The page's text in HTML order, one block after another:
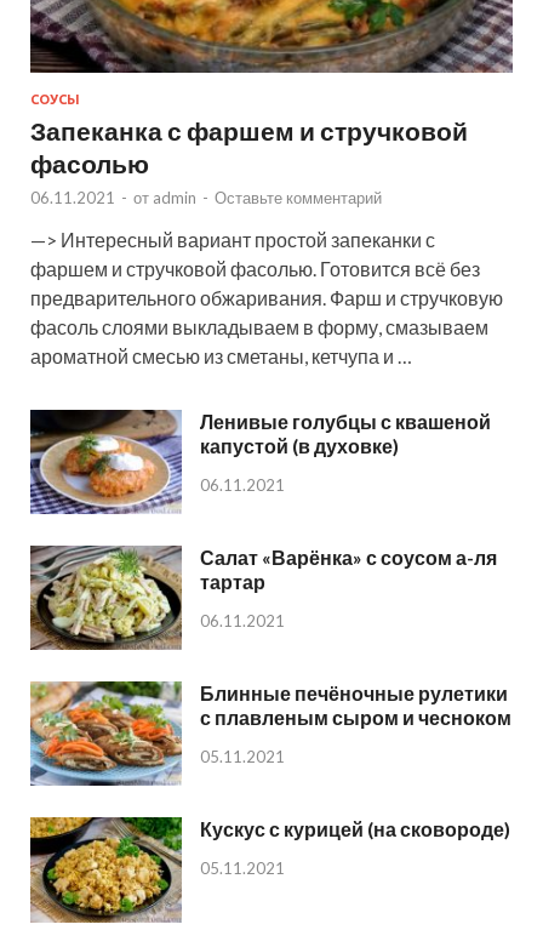
СОУСЫ
Запеканка с фаршем и стручковой
фасолью
06.11.2021 - от admin - Оставьте комментарий
—> Интересный вариант простой запеканки с
фаршем и стручковой фасолью. Готовится всё без
предварительного обжаривания. Фарш и стручковую
фасоль слоями выкладываем в форму, смазываем
ароматной смесью из сметаны, кетчупа и …
Ленивые голубцы с квашеной
капустой (в духовке)
06.11.2021
Салат «Варёнка» с соусом а-ля
тартар
06.11.2021
Блинные печёночные рулетики
с плавленым сыром и чесноком
05.11.2021
Кускус с курицей (на сковороде)
05.11.2021